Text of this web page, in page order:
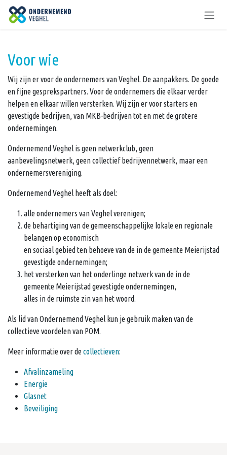
Overslaan naar inhoud
Voor wie
Wij zijn er voor de ondernemers van Veghel. De aanpakkers. De goede
en fijne gesprekspartners. Voor de ondernemers die elkaar verder
helpen en elkaar willen versterken. Wij zijn er voor starters en
gevestigde bedrijven, van MKB-bedrijven tot en met de grotere
ondernemingen.
Ondernemend Veghel is geen netwerkclub, geen
aanbevelingsnetwerk, geen collectief bedrijvennetwerk, maar een
ondernemersvereniging.
Ondernemend Veghel heeft als doel:
alle ondernemers van Veghel verenigen;
de behartiging van de gemeenschappelijke lokale en regionale
belangen op economisch
en sociaal gebied ten behoeve van de in de gemeente Meierijstad
gevestigde ondernemingen;
het versterken van het onderlinge netwerk van de in de
gemeente Meierijstad gevestigde ondernemingen,
alles in de ruimste zin van het woord.
Als lid van Ondernemend Veghel kun je gebruik maken van de
collectieve voordelen van POM.
Meer informatie over decollectieven:
Afvalinzameling
Energie
Glasnet
Beveiliging